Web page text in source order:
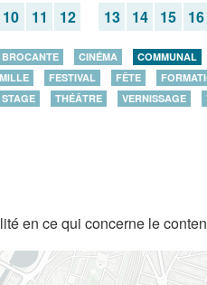
10 11 12 13 14 15 16
BROCANTE CINÉMA COMMUNAL
FESTIVAL FÊTE
STAGE THÉÂTRE VERNISSAGE
en ce qui concerne le